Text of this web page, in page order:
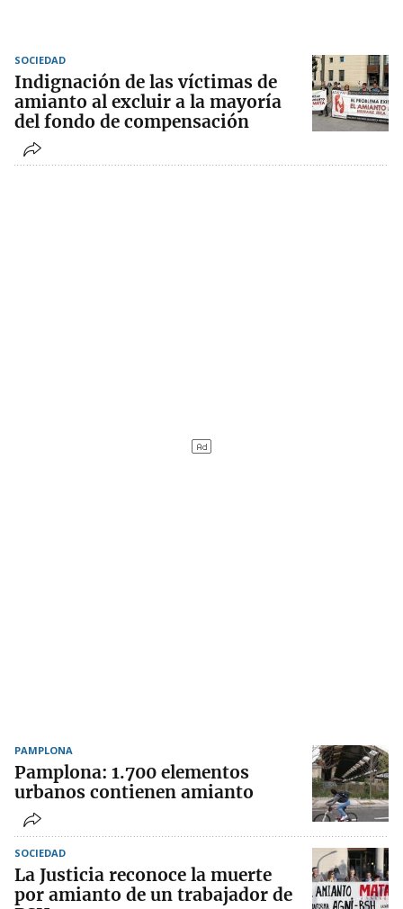
SOCIEDAD
Indignación de las víctimas de
amianto al excluir a la mayoría
del fondo de compensación
PAMPLONA
Pamplona: 1.700 elementos
urbanos contienen amianto
SOCIEDAD
La Justicia reconoce la muerte
por amianto de un trabajador de